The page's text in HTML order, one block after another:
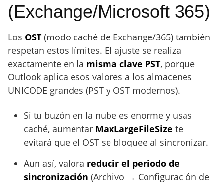
(Exchange/Microsoft 365)
Los OST (modo caché de Exchange/365) también
respetan estos límites. El ajuste se realiza
exactamente en la misma clave PST, porque
Outlook aplica esos valores a los almacenes
UNICODE grandes (PST y OST modernos).
Si tu buzón en la nube es enorme y usas
caché, aumentar MaxLargeFileSize te
evitará que el OST se bloquee al sincronizar.
Aun así, valora reducir el periodo de
sincronización (Archivo → Configuración de